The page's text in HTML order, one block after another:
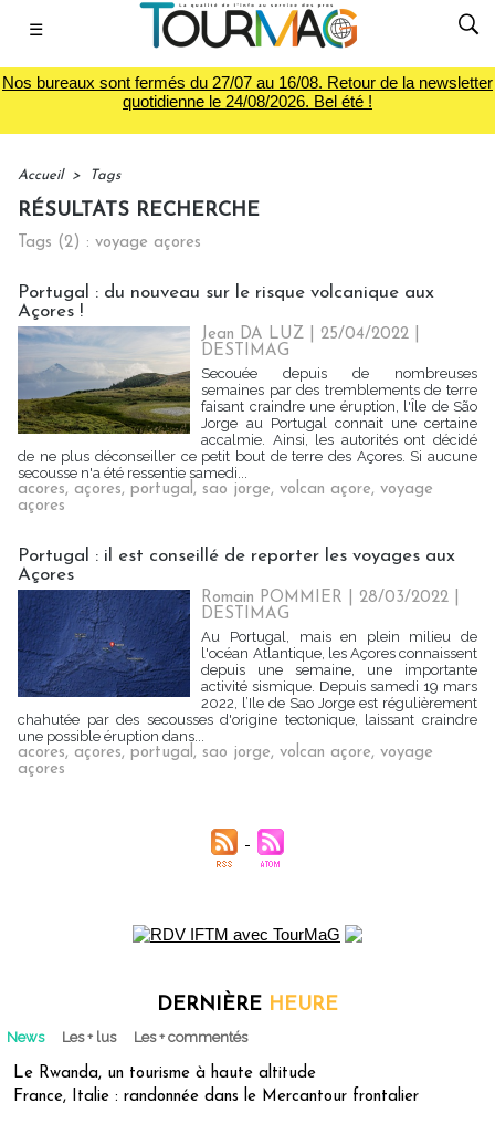
☰
Nos bureaux sont fermés du 27/07 au 16/08. Retour de la newsletter
quotidienne le 24/08/2026. Bel été !
Accueil > Tags
RÉSULTATS RECHERCHE
Tags (2) : voyage açores
Portugal : du nouveau sur le risque volcanique aux
Açores !
Jean DA LUZ | 25/04/2022
DESTIMAG
Secouée depuis de nombreuses
semaines par des tremblements de terre
faisant craindre une éruption, l'Île de São
Jorge au Portugal connait une certaine
accalmie. Ainsi, les autorités ont décidé
de ne plus déconseiller ce petit bout de terre des Açores. Si aucune
secousse n'a été ressentie samedi...
acores, açores, portugal, sao jorge, volcan açore, voyage
açores
Portugal : il est conseillé de reporter les voyages aux
Açores
Romain POMMIER | 28/03/2022
DESTIMAG
Au Portugal, mais en plein milieu de
l'océan Atlantique, les Açores connaissent
depuis une semaine, une importante
activité sismique. Depuis samedi 19 mars
2022, l’Ile de Sao Jorge est régulièrement
chahutée par des secousses d'origine tectonique, laissant craindre
une possible éruption dans...
acores, açores, portugal, sao jorge, volcan açore, voyage
açores
DERNIÈRE HEURE
News Les + lus Les + commentés
Le Rwanda, un tourisme à haute altitude
France, Italie : randonnée dans le Mercantour frontalier